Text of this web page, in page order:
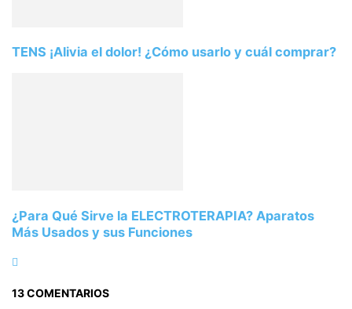
TENS ¡Alivia el dolor! ¿Cómo usarlo y cuál comprar?
¿Para Qué Sirve la ELECTROTERAPIA? Aparatos
Más Usados y sus Funciones
13 COMENTARIOS